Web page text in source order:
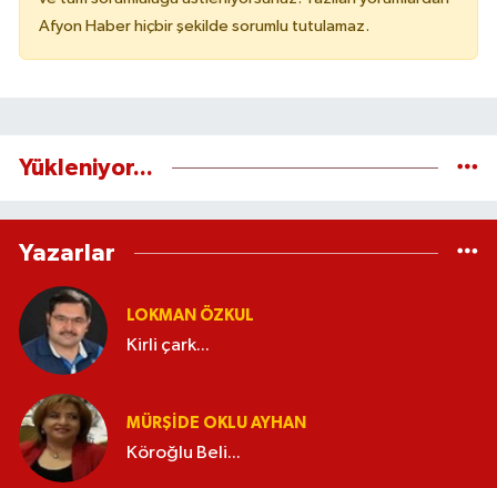
Afyon Haber hiçbir şekilde sorumlu tutulamaz.
Yükleniyor...
Yazarlar
LOKMAN ÖZKUL
Kirli çark...
MÜRŞIDE OKLU AYHAN
Köroğlu Beli...